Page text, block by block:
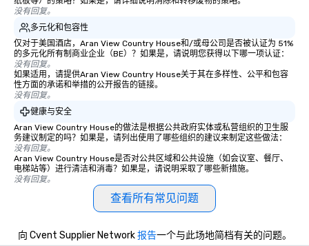
没有回复。
多元化和包容性
仅对于美国酒店，Aran View Country House和/或母公司是否被认证为 51%
的多元化所有制商业企业（BE）？如果是，请说明您获得以下哪一项认证：
没有回复。
如果适用，请提供Aran View Country House关于其在多样性、公平和包容
性方面的承诺和举措的公开报告的链接。
没有回复。
健康与安全
Aran View Country House的做法是根据公共政府实体或私营组织的卫生服
务建议制定的吗？如果是，请列出使用了哪些组织的建议来制定这些做法：
没有回复。
Aran View Country House是否对公共区域和公共设施（如会议室、餐厅、
电梯站等）进行清洁和消毒？如果是，请说明采取了哪些新措施。
没有回复。
查看所有常见问题
向 Cvent Supplier Network报告一个与此场地简档有关的问题。